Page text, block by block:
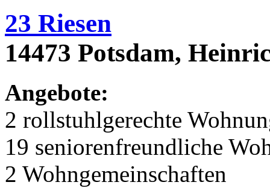
23 Riesen
14473 Potsdam,
Angebote:
2 rollstuhlgerechte
19 seniorenfreundliche
2 Wohngemeinschaften